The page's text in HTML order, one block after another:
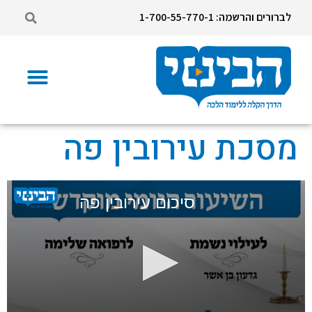
לברורים והרשמה: 1-700-55-770-1
מסכת עירובין פה
סיכום עירובין פה